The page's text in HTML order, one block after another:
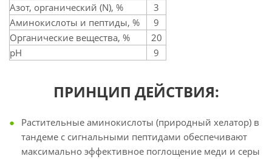
Азот, органический (N), %
3
Аминокислоты и пептиды, %
9
Органические вещества, %
20
pH
9
ПРИНЦИП ДЕЙСТВИЯ:
Растительные аминокислоты (природный хелатор) в
тандеме с сигнальными пептидами обеспечивают
максимально эффективное поглощение меди и серы